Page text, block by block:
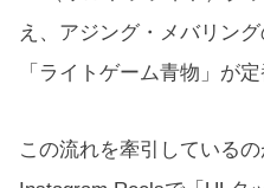
え、アジング・メバリン
「ライトゲーム青物」が
この流れを牽引しているの